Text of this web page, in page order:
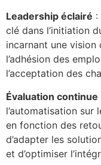
Leadership éclairé :
clé dans l’initiation
incarnant une
l’adhésion des
l’acceptation des
Évaluation continue
l’automatisation sur
en fonction des
d’adapter les
et d’optimiser